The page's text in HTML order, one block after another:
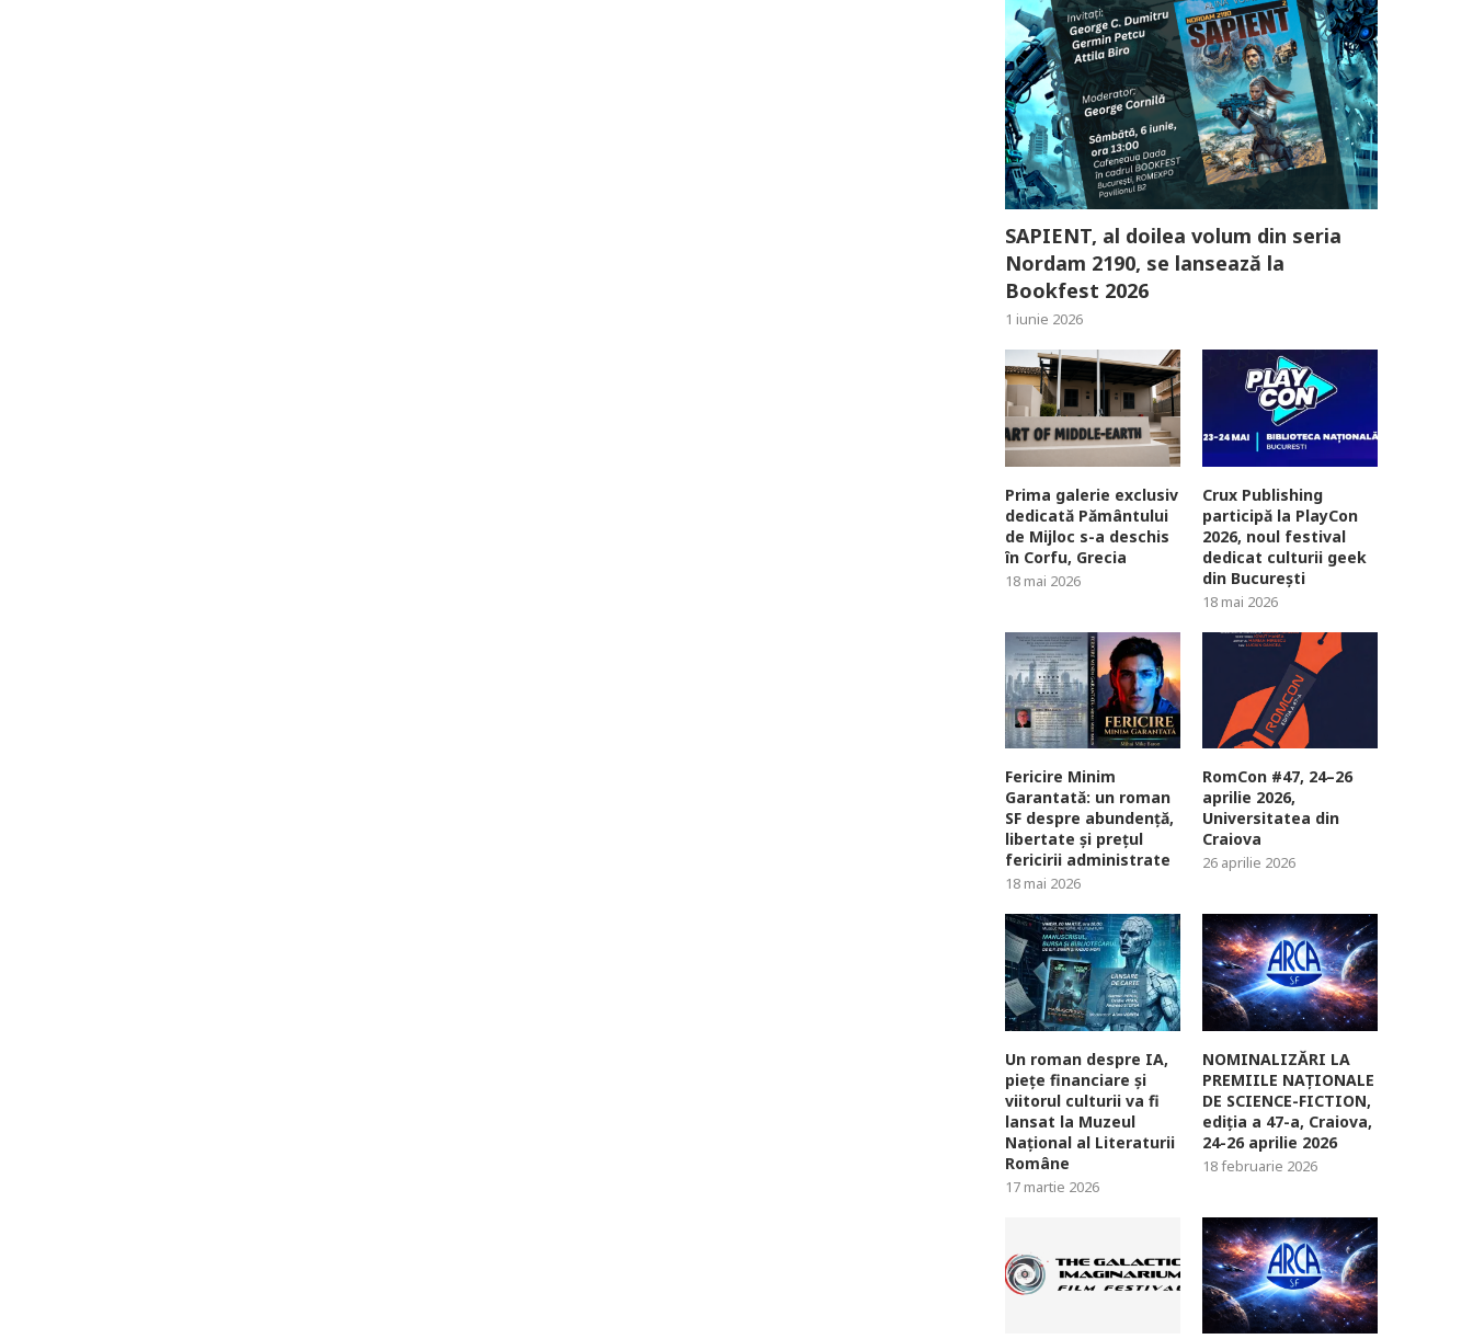
SAPIENT, al doilea volum din seria
Nordam 2190, se lansează la
Bookfest 2026
1 iunie 2026
Prima galerie exclusiv
dedicată Pământului
de Mijloc s-a deschis
în Corfu, Grecia
18 mai 2026
Crux Publishing
participă la PlayCon
2026, noul festival
dedicat culturii geek
din București
18 mai 2026
Fericire Minim
Garantată: un roman
SF despre abundență,
libertate și prețul
fericirii administrate
18 mai 2026
RomCon #47, 24–26
aprilie 2026,
Universitatea din
Craiova
26 aprilie 2026
Un roman despre IA,
piețe financiare și
viitorul culturii va fi
lansat la Muzeul
Național al Literaturii
Române
17 martie 2026
NOMINALIZĂRI LA
PREMIILE NAȚIONALE
DE SCIENCE-FICTION,
ediția a 47-a, Craiova,
24-26 aprilie 2026
18 februarie 2026